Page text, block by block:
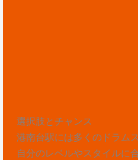
選択肢とチャンス
港南台駅には多くのドラム
自分のレベルやスタイルに